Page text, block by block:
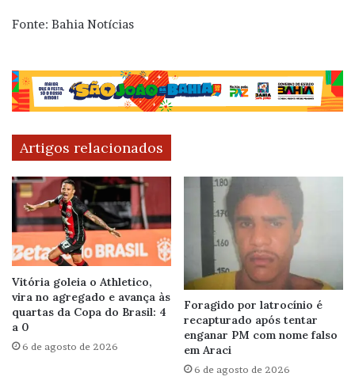
Fonte: Bahia Notícias
Artigos relacionados
Vitória goleia o Athletico,
vira no agregado e avança às
quartas da Copa do Brasil: 4
a 0
6 de agosto de 2026
Foragido por latrocínio é
recapturado após tentar
enganar PM com nome falso
em Araci
6 de agosto de 2026